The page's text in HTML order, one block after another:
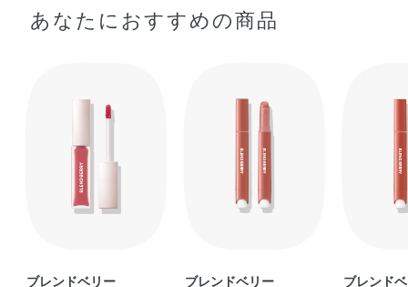
あなたにおすすめの商品
ブレンドベリー ブレンドベリー ブレンド